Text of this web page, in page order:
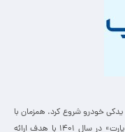
قطعات یدکی خودرو شروع کرد. همزمان با
رشد و توسعه فناوری در دنیای دیجیتال، گروه «کاروپارت» در سال ۱۴۰۱ با هدف ارائه